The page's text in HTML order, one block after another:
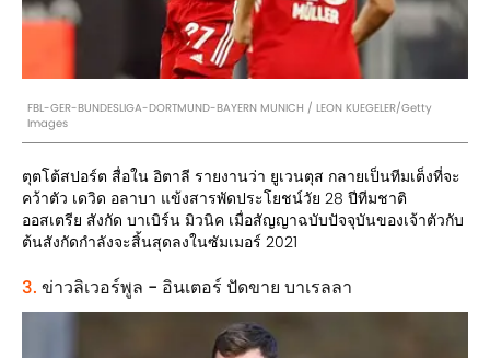
FBL-GER-BUNDESLIGA-DORTMUND-BAYERN MUNICH / LEON KUEGELER/Getty
Images
ตุตโต้สปอร์ต สื่อใน อิตาลี รายงานว่า ยูเวนตุส กลายเป็นทีมเต็งที่จะ
คว้าตัว เดวิด อลาบา แข้งสารพัดประโยชน์วัย 28 ปีทีมชาติ
ออสเตรีย สังกัด บาเบิร์น มิวนิค เมื่อสัญญาฉบับปัจจุบันของเจ้าตัวกับ
ต้นสังกัดกำลังจะสิ้นสุดลงในซัมเมอร์ 2021
3. ข่าวลิเวอร์พูล - อินเตอร์ ปัดขาย บาเรลลา